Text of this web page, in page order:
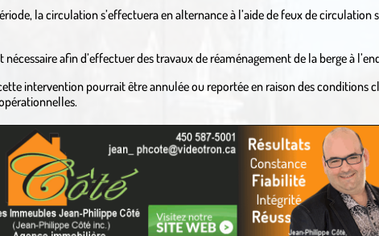
la circulation s’effectuera en alternance à l’aide de feux de circulation
nécessaire afin d’effectuer des travaux de réaménagement de la berge à
intervention pourrait être annulée ou reportée en raison des conditions